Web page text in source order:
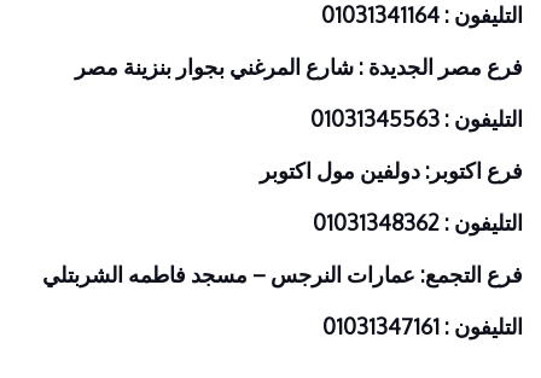
التليفون : 01031341164
فرع مصر الجديدة : شارع المرغني بجوار بنزينة مصر
التليفون : 01031345563
فرع اكتوبر: دولفين مول اكتوبر
التليفون : 01031348362
فرع التجمع: عمارات النرجس – مسجد فاطمه الشربتلي
التليفون : 01031347161